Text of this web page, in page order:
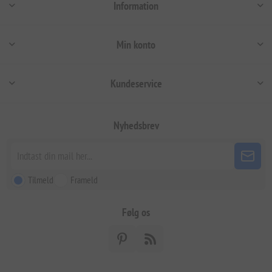
Information
Min konto
Kundeservice
Nyhedsbrev
Tilmeld Frameld
Følg os